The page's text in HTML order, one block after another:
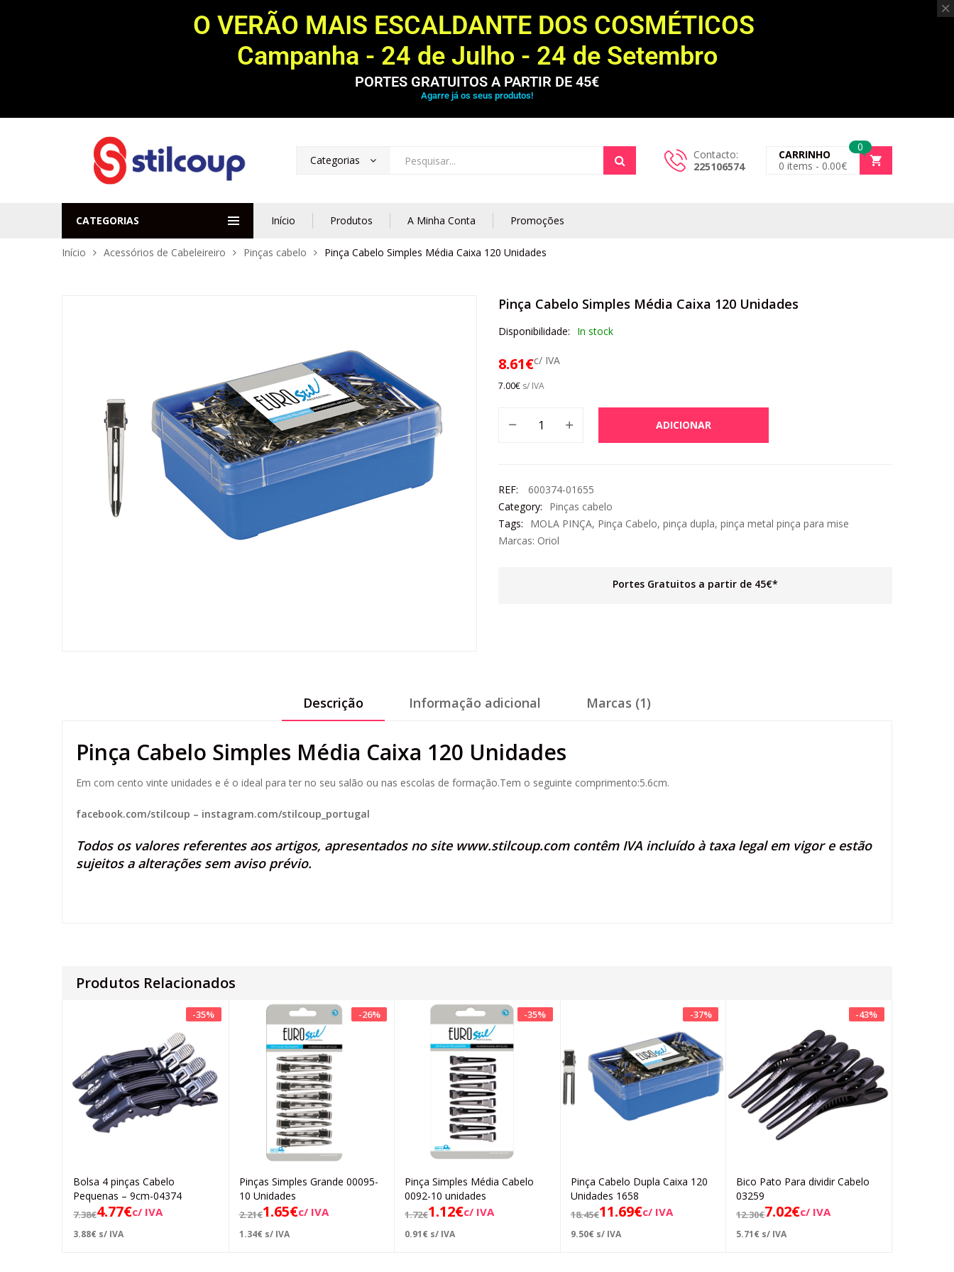
O VERÃO MAIS ESCALDANTE DOS COSMÉTICOS
Campanha - 24 de Julho - 24 de Setembro
PORTES GRATUITOS A PARTIR DE 45€
Agarre já os seus produtos!
Categorias
Contacto:
225106574
0
CARRINHO
0 items - 0.00€
CATEGORIAS Início Produtos A Minha Conta Promoções
Início Acessórios de Cabeleireiro Pinças cabelo Pinça Cabelo Simples Média Caixa 120 Unidades
Pinça Cabelo Simples Média Caixa 120 Unidades
Disponibilidade: In stock
8.61€c/ IVA
7.00€ s/ IVA
ADICIONAR
REF:
600374-01655
Category:
Pinças cabelo
Tags:
MOLA PINÇA, Pinça Cabelo, pinça dupla, pinça metal pinça para mise
Marcas: Oriol
Portes Gratuitos a partir de 45€*
Descrição Informação adicional Marcas (1)
Pinça Cabelo Simples Média Caixa 120 Unidades
Em com cento vinte unidades e é o ideal para ter no seu salão ou nas escolas de formação.Tem o seguinte comprimento:5.6cm.
facebook.com/stilcoup – instagram.com/stilcoup_portugal
Todos os valores referentes aos artigos, apresentados no site www.stilcoup.comcontêm IVA incluído à taxa legal em vigor e estão
sujeitos a alterações sem aviso prévio.
Produtos Relacionados
-35%
Adicionar
Bolsa 4 pinças Cabelo
Pequenas – 9cm-04374
7.38€4.77€c/ IVA
3.88€ s/ IVA
-26%
Adicionar
Pinças Simples Grande 00095-
10 Unidades
2.21€1.65€c/ IVA
1.34€ s/ IVA
-35%
Adicionar
Pinça Simples Média Cabelo
0092-10 unidades
1.72€1.12€c/ IVA
0.91€ s/ IVA
-37%
Adicionar
Pinça Cabelo Dupla Caixa 120
Unidades 1658
18.45€11.69€c/ IVA
9.50€ s/ IVA
-43%
Adicionar
Bico Pato Para dividir Cabelo
03259
12.30€7.02€c/ IVA
5.71€ s/ IVA